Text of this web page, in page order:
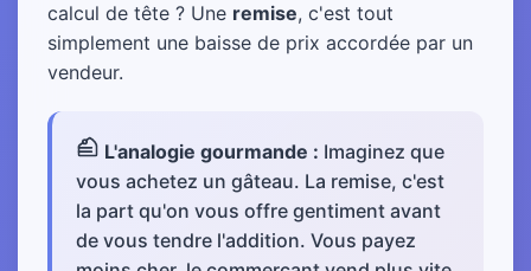
calcul de tête ? Une remise, c'est tout
simplement une baisse de prix accordée par un
vendeur.
L'analogie gourmande : Imaginez que
vous achetez un gâteau. La remise, c'est
la part qu'on vous offre gentiment avant
de vous tendre l'addition. Vous payez